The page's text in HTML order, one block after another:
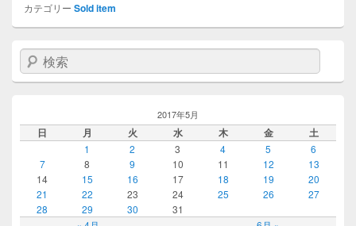
カテゴリー Sold item
検索
2017年5月
日 月 火 水 木 金 土
1 2 3 4 5
6
7
8 9 10 11 12
13
14
15 16 17 18 19
20
21
22 23 24 25 26
27
28
29 30 31